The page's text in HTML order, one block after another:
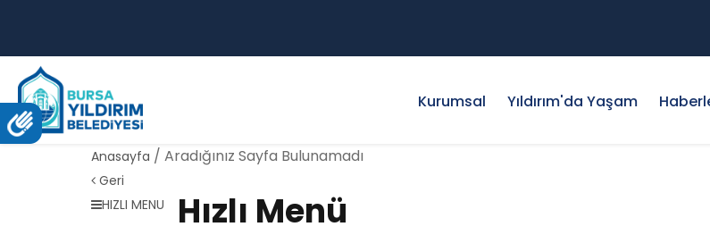
Kurumsal Yıldırım'da Yaşam
Anasayfa / Aradığınız Sayfa Bulunamadı
Geri
HIZLI MENU
Hızlı Menü